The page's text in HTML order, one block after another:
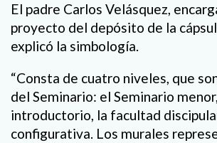
El padre Carlos Velásquez,
proyecto del depósito de la
explicó la simbología.
“Consta de cuatro niveles, que
del Seminario: el Seminario
introductorio, la facultad
configurativa. Los murales